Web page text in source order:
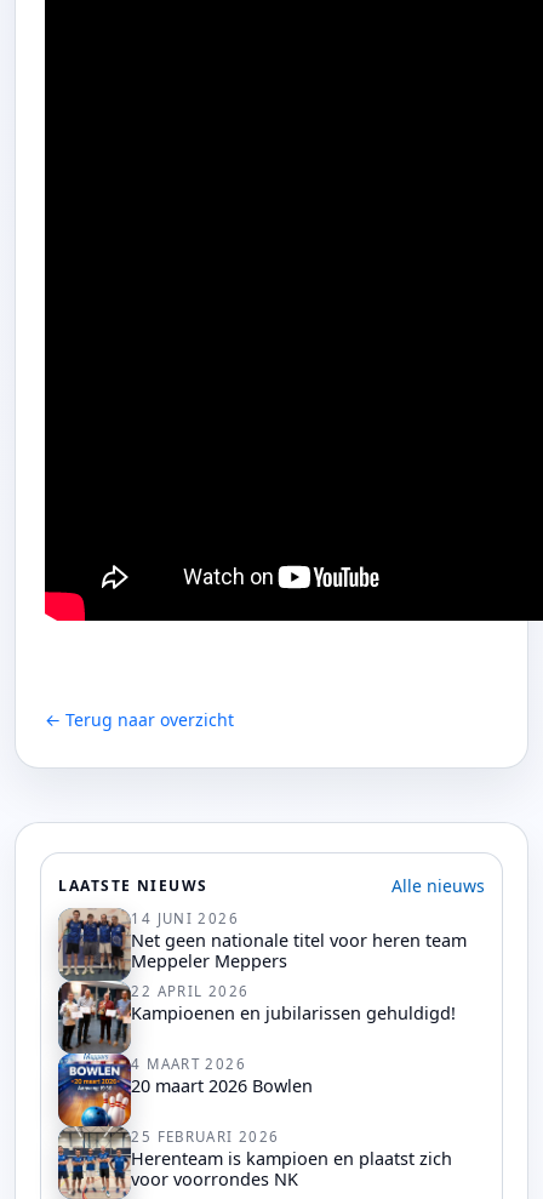
← Terug naar overzicht
LAATSTE NIEUWS Alle nieuws
14 JUNI 2026
Net geen nationale titel voor heren team
Meppeler Meppers
22 APRIL 2026
Kampioenen en jubilarissen gehuldigd!
4 MAART 2026
20 maart 2026 Bowlen
25 FEBRUARI 2026
Herenteam is kampioen en plaatst zich
voor voorrondes NK